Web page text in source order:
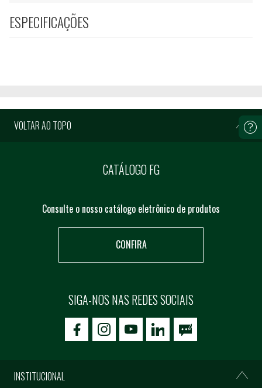
ESPECIFICAÇÕES
VOLTAR AO TOPO
CATÁLOGO FG
Consulte o nosso catálogo eletrônico de produtos
CONFIRA
SIGA-NOS NAS REDES SOCIAIS
icon-facebookicon-social02icon-social03
INSTITUCIONAL